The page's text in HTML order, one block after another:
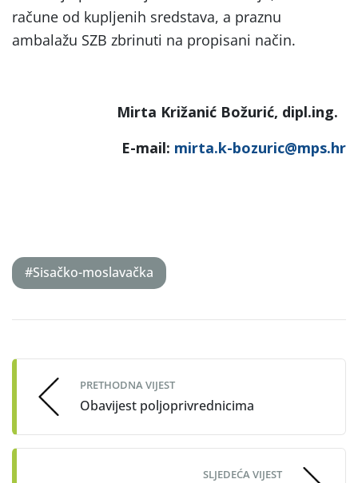
račune od kupljenih sredstava, a praznu
ambalažu SZB zbrinuti na propisani način.
Mirta Križanić Božurić, dipl.ing.
E-mail: mirta.k-bozuric@mps.hr
#Sisačko-moslavačka
navigation
PRETHODNA VIJEST
Obavijest poljoprivrednicima
SLJEDEĆA VIJEST